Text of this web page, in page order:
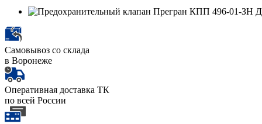
Самовывоз со склада
в Воронеже
Оперативная доставка ТК
по всей России